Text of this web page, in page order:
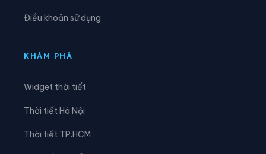
Điều khoản sử dụng
KHÁM PHÁ
Widget thời tiết
Thời tiết Hà Nội
Thời tiết TP.HCM